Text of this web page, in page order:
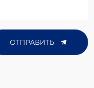
ОТПРАВИТЬ